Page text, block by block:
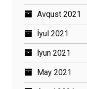
Avqust 2021
İyul 2021
İyun 2021
May 2021